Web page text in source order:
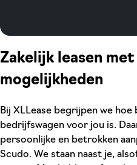
Zakelijk leasen
mogelijkheden
Bij XLLease begrijpen we
bedrijfswagen voor jou is.
persoonlijke en betrokken
Scudo. We staan naast je,